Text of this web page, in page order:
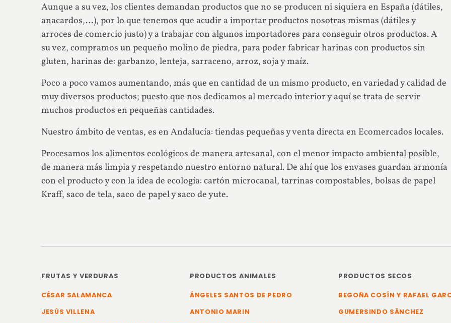
Aunque a su vez, los clientes demandan productos que no se producen ni siquiera en España (dátiles,
anacardos,…), por lo que tenemos que acudir a importar productos nosotras mismas (dátiles y
arroces de comercio justo) y a trabajar con algunos importadores para conseguir otros productos. A
su vez, compramos un pequeño molino de piedra, para poder fabricar harinas con productos sin
gluten, harinas de: garbanzo, lenteja, sarraceno, arroz, soja y maíz.
Poco a poco vamos aumentando, más que en cantidad de un mismo producto, en variedad y calidad de
muy diversos productos; puesto que nos dedicamos al mercado interior y aquí se trata de servir
muchos productos en pequeñas cantidades.
Nuestro ámbito de ventas, es en Andalucía: tiendas pequeñas y venta directa en Ecomercados locales.
Procesamos los alimentos ecológicos de manera artesanal, con el menor impacto ambiental posible,
de manera más limpia y respetando nuestro entorno natural. De ahí que los envases guardan armonía
con el producto y con la idea de ecología: cartón microcanal, tarrinas compostables, bolsas de papel
Kraff, saco de tela, saco de papel y saco de yute.
FRUTAS Y VERDURAS
CÉSAR SALAMANCA
JESÚS VILLENA
PRODUCTOS ANIMALES
ÁNGELES SANTOS DE PEDRO
ANTONIO MARIN
PRODUCTOS SECOS
BEGOÑA COSÍN Y RAFAEL
GUMERSINDO SÁNCHEZ